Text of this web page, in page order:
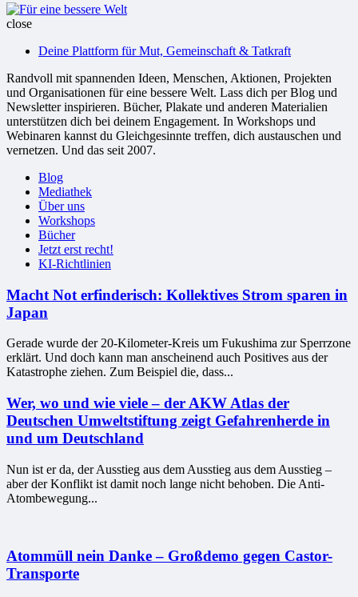
Für
Welt
close
Deine Plattform für Mut, Gemeinschaft & Tatkraft
Randvoll mit spannenden Ideen, Menschen, Aktionen, Projekten
und Organisationen für eine bessere Welt. Lass dich per Blog und
Newsletter inspirieren. Bücher, Plakate und anderen Materialien
unterstützen dich bei deinem Engagement. In Workshops und
Webinaren kannst du Gleichgesinnte treffen, dich austauschen und
vernetzen. Und das seit 2007.
Blog
Mediathek
Über uns
Workshops
Bücher
Jetzt erst recht!
KI-Richtlinien
Macht Not erfinderisch: Kollektives Strom sparen in
Japan
Gerade wurde der 20-Kilometer-Kreis um Fukushima zur Sperrzone
erklärt. Und doch kann man anscheinend auch Positives aus der
Katastrophe ziehen. Zum Beispiel die, dass...
Wer, wo und wie viele – der AKW Atlas der
Deutschen Umweltstiftung zeigt Gefahrenherde in
und um Deutschland
Nun ist er da, der Ausstieg aus dem Ausstieg aus dem Ausstieg –
aber der Konflikt ist damit noch lange nicht behoben. Die Anti-
Atombewegung...
Atommüll nein Danke – Großdemo gegen Castor-
Transporte